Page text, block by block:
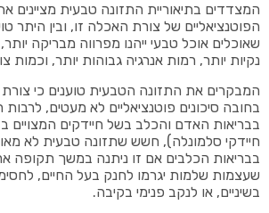
המצדדים בתיאוריית התזונה טבעית מציינים
הפוטנציאליים של צורת האכלה זו, ובין היתר
שאוכלים אוכל טבעי ייהנו מפרווה מבריקה יותר,
נקיות יותר, רמות אנרגיה גבוהות יותר, וכמות
המבקרים את התזונה הטבעית טוענים כי
בחובה סיכונים פוטנציאליים לא מעטים,
בבריאות האדם והכלב בשל חיידקים המצויים
חיידקי סלמונלה), חשש שתזונה טבעית לא
בבריאות הכלבים אם זו ניתנה במשך תקופה
שעצמות שלמות יגרמו לחנק בעל החיים,
בשיניים, או לנקב פנימי בקיבה.